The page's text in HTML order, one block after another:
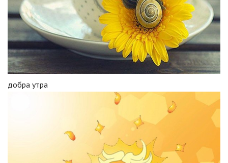
добра утра